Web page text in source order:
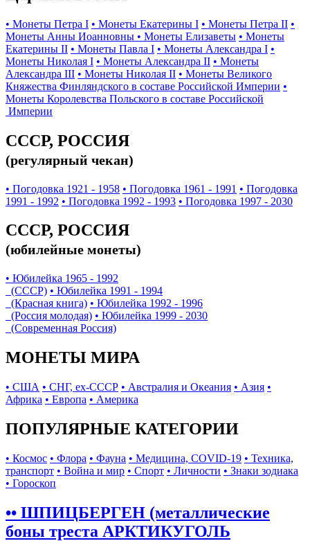
• Монеты Петра I • Монеты Екатерины I • Монеты Петра II •
Монеты Анны Иоанновны • Монеты Елизаветы • Монеты
Екатерины II • Монеты Павла I • Монеты Александра I •
Монеты Николая I • Монеты Александра II • Монеты
Александра III • Монеты Николая II • Монеты Великого
Княжества Финляндского в составе Российской Империи •
Монеты Королевства Польского в составе Российской
Империи
СССР, РОССИЯ
(регулярный чекан)
• Погодовка 1921 - 1958 • Погодовка 1961 - 1991 • Погодовка
1991 - 1992 • Погодовка 1992 - 1993 • Погодовка 1997 - 2030
СССР, РОССИЯ
(юбилейные монеты)
• Юбилейка 1965 - 1992
(СССР) • Юбилейка 1991 - 1994
(Красная книга) • Юбилейка 1992 - 1996
(Россия молодая) • Юбилейка 1999 - 2030
(Современная Россия)
МОНЕТЫ МИРА
• США • СНГ, ex-СССР • Австралия и Океания • Азия •
Африка • Европа • Америка
ПОПУЛЯРНЫЕ КАТЕГОРИИ
• Космос • Флора • Фауна • Медицина, COVID-19 • Техника,
транспорт • Война и мир • Спорт • Личности • Знаки зодиака
• Гороскоп
•• ШПИЦБЕРГЕН (металлические
боны треста АРКТИКУГОЛЬ